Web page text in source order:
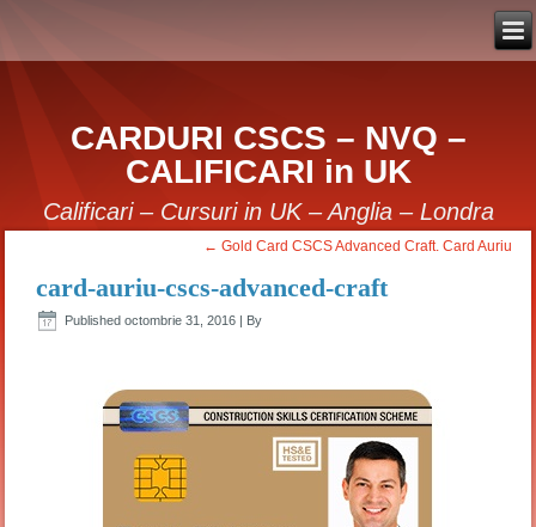
CARDURI CSCS – NVQ –
CALIFICARI in UK
Calificari – Cursuri in UK – Anglia – Londra
← Gold Card CSCS Advanced Craft. Card Auriu
card-auriu-cscs-advanced-craft
Published octombrie 31, 2016 | By